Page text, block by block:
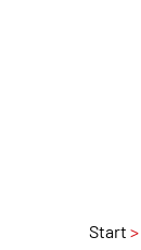
Start